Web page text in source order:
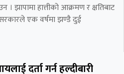
। झापामा हात्तीको आक्रमण र क्षतिबाट
सरकारले एक वर्षमा झण्डै दुई
दर्ता गर्न हल्दीबारी